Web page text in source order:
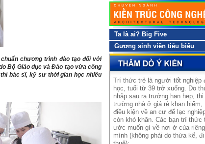
chương trình đào tạo đối với
Bộ Giáo dục và Đào tạo vừa công
bác sĩ, kỹ sư thời gian học nhiều
Ta là ai? Big Five
Gương sinh viên tiêu biểu
Trí thức trẻ là người tốt nghiệp
học, tuổi từ 39 trở xuống. Do
nhập sau ra trường hạn hẹp, thị
trường nhà ở giá rẻ khan hiếm,
điều kiện về an cư để lạc
còn khó khăn. Các bạn trí thức
ước muốn gì về nơi ở của riêng
mình (không phải do thừa kế, đi